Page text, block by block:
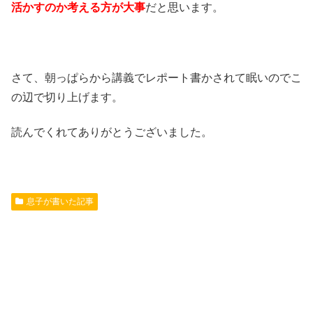
活かすのか考える方が大事だと思います。
さて、朝っぱらから講義でレポート書かされて眠いのでこ
の辺で切り上げます。
読んでくれてありがとうございました。
息子が書いた記事